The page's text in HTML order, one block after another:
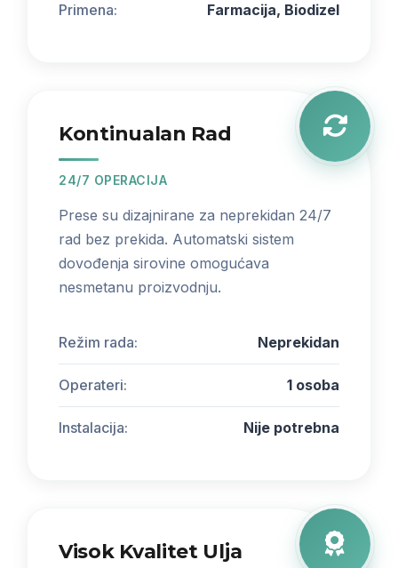
Primena: Farmacija, Biodizel
Kontinualan Rad
24/7 OPERACIJA
Prese su dizajnirane za neprekidan 24/7
rad bez prekida. Automatski sistem
dovođenja sirovine omogućava
nesmetanu proizvodnju.
Režim rada: Neprekidan
Operateri: 1 osoba
Instalacija: Nije potrebna
Visok Kvalitet Ulja